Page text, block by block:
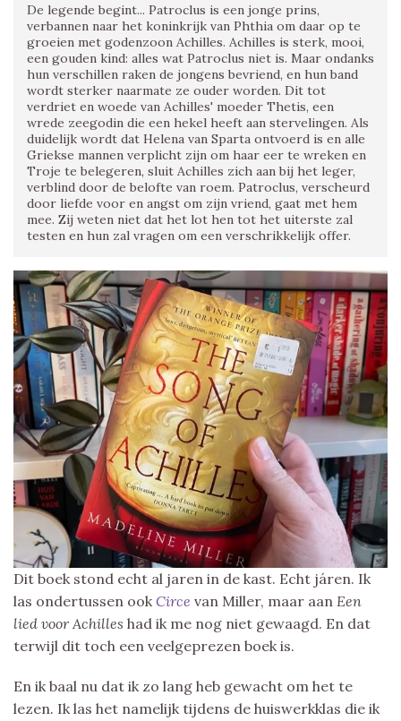
De legende begint... Patroclus is een jonge prins,
verbannen naar het koninkrijk van Phthia om daar op te
groeien met godenzoon Achilles. Achilles is sterk, mooi,
een gouden kind: alles wat Patroclus niet is. Maar ondanks
hun verschillen raken de jongens bevriend, en hun band
wordt sterker naarmate ze ouder worden. Dit tot
verdriet en woede van Achilles' moeder Thetis, een
wrede zeegodin die een hekel heeft aan stervelingen. Als
duidelijk wordt dat Helena van Sparta ontvoerd is en alle
Griekse mannen verplicht zijn om haar eer te wreken en
Troje te belegeren, sluit Achilles zich aan bij het leger,
verblind door de belofte van roem. Patroclus, verscheurd
door liefde voor en angst om zijn vriend, gaat met hem
mee. Zij weten niet dat het lot hen tot het uiterste zal
testen en hun zal vragen om een verschrikkelijk offer.
Dit boek stond echt al jaren in de kast. Echt járen. Ik
las ondertussen ookCirce van Miller, maar aan Een
lied voor Achilles had ik me nog niet gewaagd. En dat
terwijl dit toch een veelgeprezen boek is.
En ik baal nu dat ik zo lang heb gewacht om het te
lezen. Ik las het namelijk tijdens de huiswerkklas die ik